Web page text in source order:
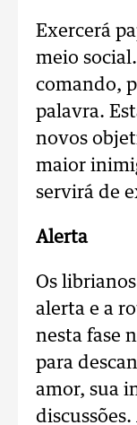
Exercerá
meio
comando,
palavra.
novos
maior
servirá de
Alerta
Os
alerta e a
nesta fase
para
amor, sua